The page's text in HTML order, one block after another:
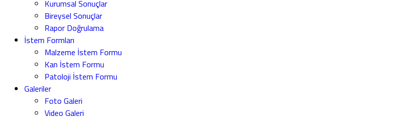
Kurumsal Sonuçlar
Bireysel Sonuçlar
Rapor Doğrulama
İstem Formları
Malzeme İstem Formu
Kan İstem Formu
Patoloji İstem Formu
Galeriler
Foto Galeri
Video Galeri